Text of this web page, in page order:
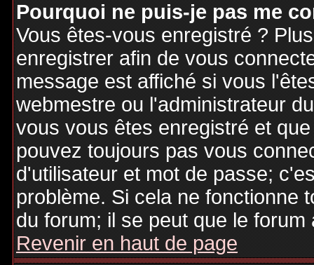
Pourquoi ne puis-je pas me
Vous êtes-vous enregistré ?
enregistrer afin de vous
message est affiché si vous
webmestre ou l'administrateur
vous vous êtes enregistré et
pouvez toujours pas vous
d'utilisateur et mot de passe;
problème. Si cela ne fonctionne
du forum; il se peut que le
Revenir en haut de page